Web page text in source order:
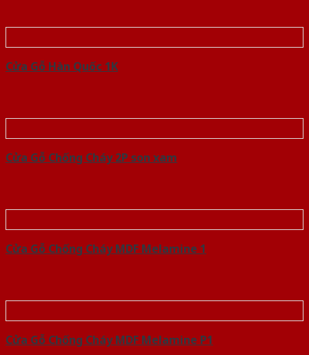
Cửa Gỗ Hàn Quốc 1K
Cửa Gỗ Chống Cháy 2P son xam
Cửa Gỗ Chống Cháy MDF Melamine 1
Cửa Gỗ Chống Cháy MDF Melamine P1